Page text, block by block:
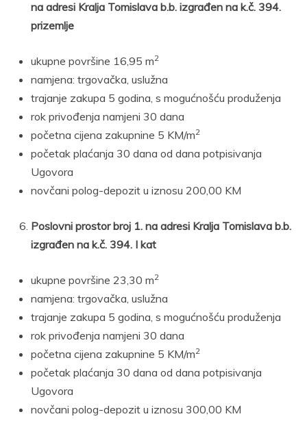
na adresi Kralja Tomislava b.b. izgrađen na k.č. 394.
prizemlje
ukupne površine 16,95 m2
namjena: trgovačka, uslužna
trajanje zakupa 5 godina, s mogućnošću produženja
rok privođenja namjeni 30 dana
početna cijena zakupnine 5 KM/m2
početak plaćanja 30 dana od dana potpisivanja
Ugovora
novčani polog-depozit u iznosu 200,00 KM
Poslovni prostor broj 1. na adresi Kralja Tomislava b.b.
izgrađen na k.č. 394. I kat
ukupne površine 23,30 m2
namjena: trgovačka, uslužna
trajanje zakupa 5 godina, s mogućnošću produženja
rok privođenja namjeni 30 dana
početna cijena zakupnine 5 KM/m2
početak plaćanja 30 dana od dana potpisivanja
Ugovora
novčani polog-depozit u iznosu 300,00 KM